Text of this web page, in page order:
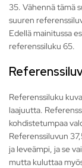
35. Vähennä tämä
suuren
Edellä mainitussa
referenssiluku 65.
Referenssiluku
laajuutta.
kohdistetumpaa
Referenssiluvun
ja leveämpi, ja se
mutta kuluttaa